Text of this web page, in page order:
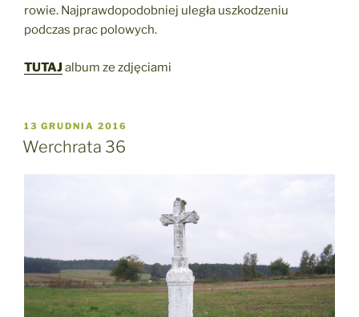
rowie. Najprawdopodobniej uległa uszkodzeniu
podczas prac polowych.
TUTAJ album ze zdjęciami
OPUBLIKOWANE
W
13 GRUDNIA 2016
Werchrata 36